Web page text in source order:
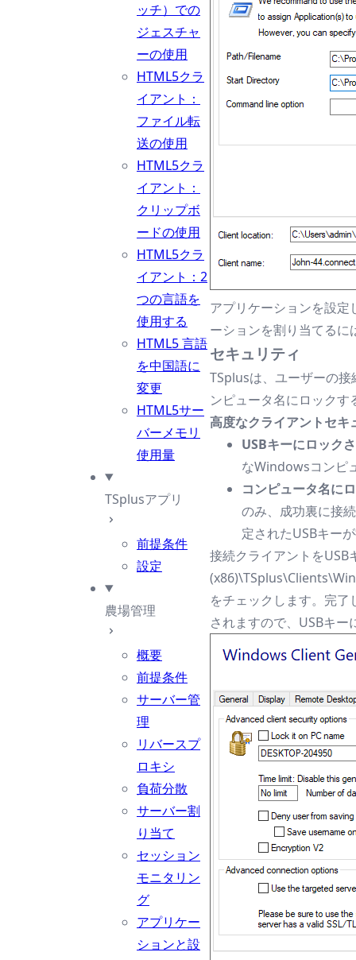
ッチ）での
ジェスチャ
ーの使用
HTML5クラ
イアント：
ファイル転
送の使用
HTML5クラ
イアント：
クリップボ
ードの使用
HTML5クラ
イアント：2
つの言語を
使用する
HTML5 言語
を中国語に
変更
HTML5サー
バーメモリ
使用量
TSplusアプリ
前提条件
設定
農場管理
概要
前提条件
サーバー管
理
リバースプ
ロキシ
負荷分散
サーバー割
り当て
セッション
モニタリン
グ
アプリケー
ションと設
アプリケーションを設
ーションを割り当てる
セキュリティ
TSplusは、ユーザーの
ンピュータ名にロック
高度なクライアントセキ
USBキーにロック
なWindowsコンピ
コンピュータ名に
のみ、成功裏に接
定されたUSBキー
接続クライアントを
をチェックします。完
されますので、USBキ